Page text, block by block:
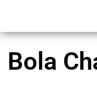
Bola